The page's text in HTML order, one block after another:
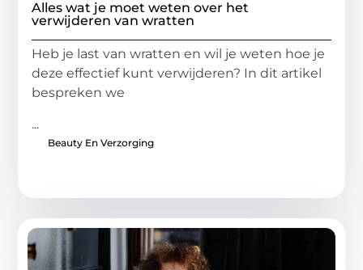
Alles wat je moet weten over het
verwijderen van wratten
Heb je last van wratten en wil je weten hoe je
deze effectief kunt verwijderen? In dit artikel
bespreken we
...
Beauty En Verzorging